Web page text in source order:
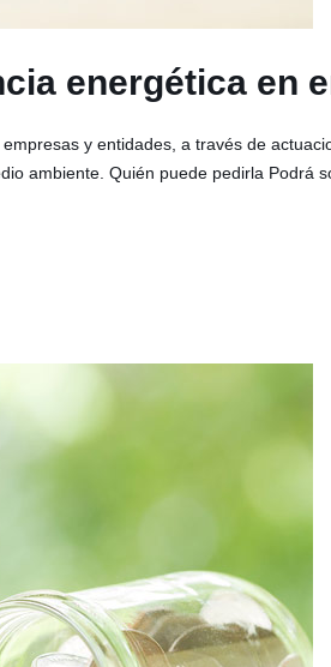
energética en
y entidades, a través de
ambiente. Quién puede pedirla Podrá